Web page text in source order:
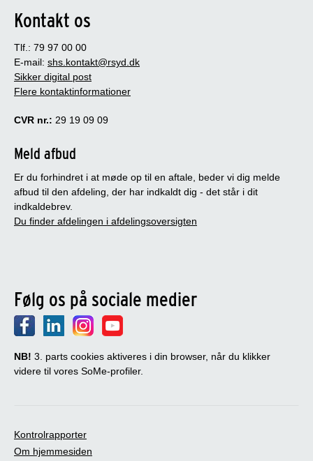
Kontakt os
Tlf.: 79 97 00 00
E-mail: shs.kontakt@rsyd.dk
Sikker digital post
Flere kontaktinformationer
CVR nr.: 29 19 09 09
Meld afbud
Er du forhindret i at møde op til en aftale, beder vi dig melde
afbud til den afdeling, der har indkaldt dig - det står i dit
indkaldebrev.
Du finder afdelingen i afdelingsoversigten
Følg os på sociale medier
NB! 3. parts cookies aktiveres i din browser, når du klikker
videre til vores SoMe-profiler.
Kontrolrapporter
Om hjemmesiden